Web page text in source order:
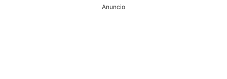
Anuncio